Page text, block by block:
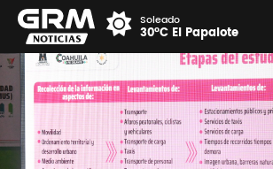
Soleado
30°C El Papalote